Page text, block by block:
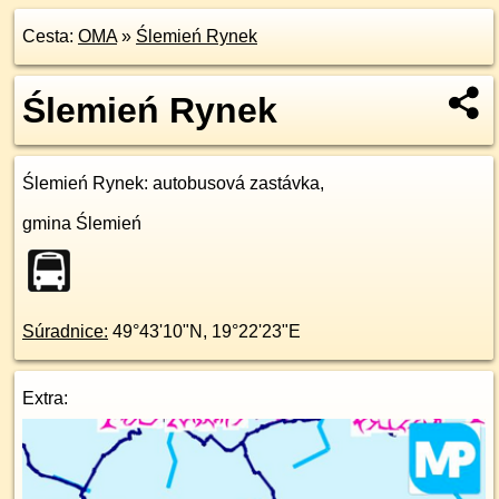
Cesta: OMA» Ślemień Rynek
Ślemień Rynek
Ślemień Rynek: autobusová zastávka,
gmina Ślemień
Súradnice: 49°43'10"N , 19°22'23"E
Extra: